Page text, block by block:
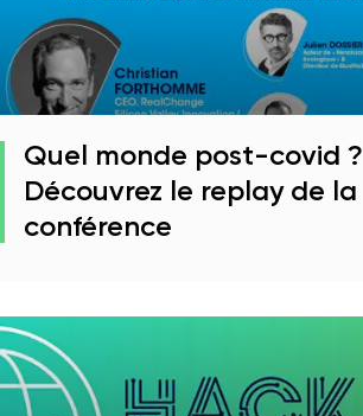
Quel monde post-covid ?
Découvrez le replay de la
conférence